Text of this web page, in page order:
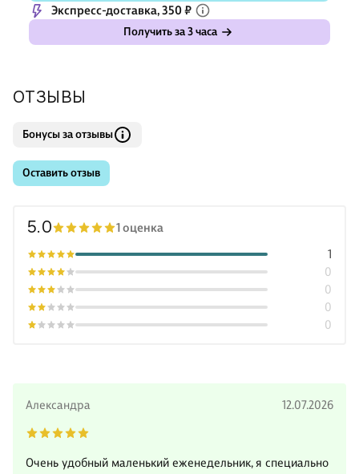
Экспресс-доставка, 350 ₽
Получить за 3 часа
ОТЗЫВЫ
Бонусы за отзывы
Оставить отзыв
5.0 1 оценка
0
0
0
0
1
Александра 12.07.2026
Очень удобный маленький еженедельник, я специально